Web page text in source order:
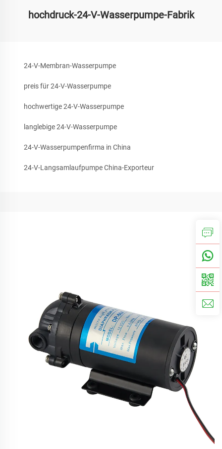
hochdruck-24-V-Wasserpumpe-Fabrik
24-V-Membran-Wasserpumpe
preis für 24-V-Wasserpumpe
hochwertige 24-V-Wasserpumpe
langlebige 24-V-Wasserpumpe
24-V-Wasserpumpenfirma in China
24-V-Langsamlaufpumpe China-Exporteur